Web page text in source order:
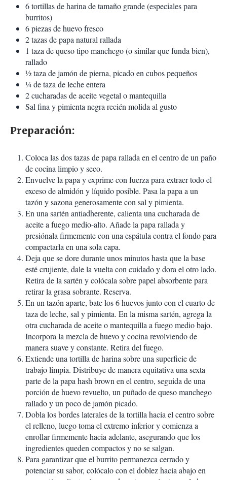
6 tortillas de harina de tamaño grande (especiales para
burritos)
6 piezas de huevo fresco
2 tazas de papa natural rallada
1 taza de queso tipo manchego (o similar que funda bien),
rallado
½ taza de jamón de pierna, picado en cubos pequeños
¼ de taza de leche entera
2 cucharadas de aceite vegetal o mantequilla
Sal fina y pimienta negra recién molida al gusto
Preparación:
Coloca las dos tazas de papa rallada en el centro de un paño
de cocina limpio y seco.
Envuelve la papa y exprime con fuerza para extraer todo el
exceso de almidón y líquido posible. Pasa la papa a un
tazón y sazona generosamente con sal y pimienta.
En una sartén antiadherente, calienta una cucharada de
aceite a fuego medio-alto. Añade la papa rallada y
presiónala firmemente con una espátula contra el fondo para
compactarla en una sola capa.
Deja que se dore durante unos minutos hasta que la base
esté crujiente, dale la vuelta con cuidado y dora el otro lado.
Retira de la sartén y colócala sobre papel absorbente para
retirar la grasa sobrante. Reserva.
En un tazón aparte, bate los 6 huevos junto con el cuarto de
taza de leche, sal y pimienta. En la misma sartén, agrega la
otra cucharada de aceite o mantequilla a fuego medio bajo.
Incorpora la mezcla de huevo y cocina revolviendo de
manera suave y constante. Retira del fuego.
Extiende una tortilla de harina sobre una superficie de
trabajo limpia. Distribuye de manera equitativa una sexta
parte de la papa hash brown en el centro, seguida de una
porción de huevo revuelto, un puñado de queso manchego
rallado y un poco de jamón picado.
Dobla los bordes laterales de la tortilla hacia el centro sobre
el relleno, luego toma el extremo inferior y comienza a
enrollar firmemente hacia adelante, asegurando que los
ingredientes queden compactos y no se salgan.
Para garantizar que el burrito permanezca cerrado y
potenciar su sabor, colócalo con el doblez hacia abajo en